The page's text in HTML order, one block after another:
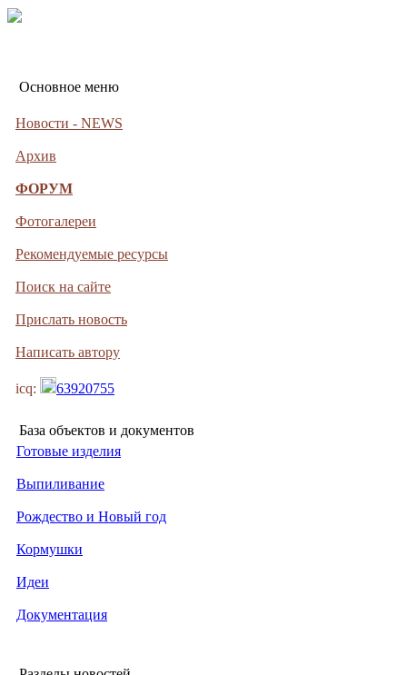
Основное меню
Новости - NEWS
Архив
ФОРУМ
Фотогалереи
Рекомендуемые ресурсы
Поиск на сайте
Прислать новость
Написать автору
icq: 63920755
База объектов и документов
Готовые изделия
Выпиливание
Рождество и Новый год
Кормушки
Идеи
Документация